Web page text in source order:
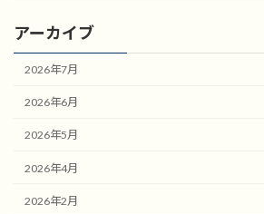
アーカイブ
2026年7月
2026年6月
2026年5月
2026年4月
2026年2月